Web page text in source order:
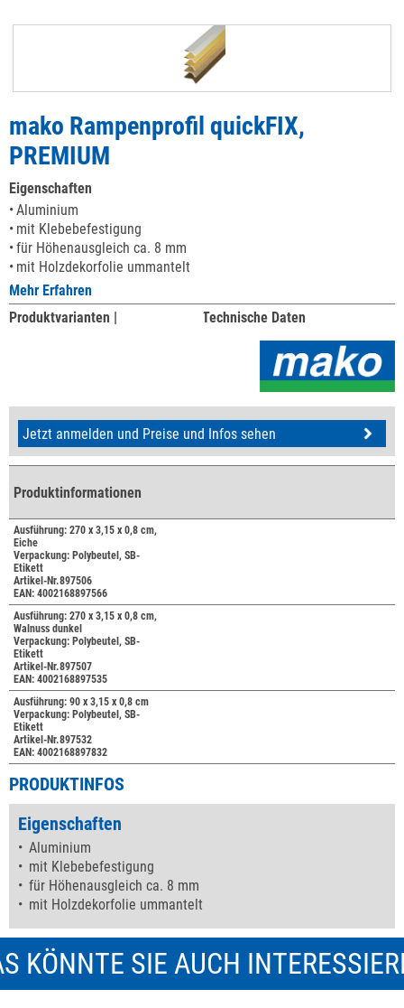
mako Rampenprofil quickFIX,
PREMIUM
Eigenschaften
Aluminium
mit Klebebefestigung
für Höhenausgleich ca. 8 mm
mit Holzdekorfolie ummantelt
Mehr Erfahren
Produktvarianten |
Technische Daten
Jetzt anmelden und Preise und Infos sehen
Produktinformationen
Ausführung: 270 x 3,15 x 0,8 cm,
Eiche
Verpackung: Polybeutel, SB-
Etikett
Artikel-Nr.897506
EAN: 4002168897566
Ausführung: 270 x 3,15 x 0,8 cm,
Walnuss dunkel
Verpackung: Polybeutel, SB-
Etikett
Artikel-Nr.897507
EAN: 4002168897535
Ausführung: 90 x 3,15 x 0,8 cm
Verpackung: Polybeutel, SB-
Etikett
Artikel-Nr.897532
EAN: 4002168897832
PRODUKTINFOS
Eigenschaften
Aluminium
mit Klebebefestigung
für Höhenausgleich ca. 8 mm
mit Holzdekorfolie ummantelt
KÖNNTE SIE AUCH